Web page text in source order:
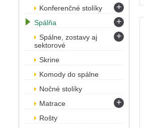
Konferenčné stolíky +
Spálňa +
Spálne, zostavy aj
sektorové
+
Skrine
Komody do spálne
Nočné stolíky
Matrace
+
Rošty